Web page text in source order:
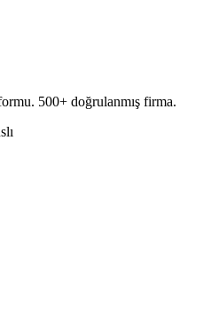
500+ doğrulanmış firma.